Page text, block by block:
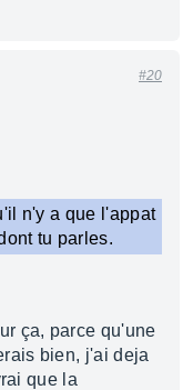
#20
n'y a que l'appat
tu parles.
ça, parce qu'une
bien, j'ai deja
que la